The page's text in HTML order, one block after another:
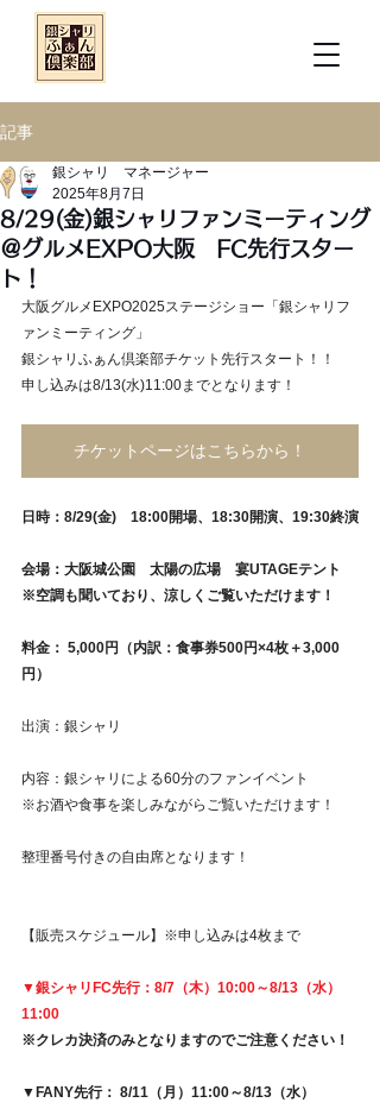
記事
8/29(金)銀シャリファンミーティング
＠グルメEXPO大阪 FC先行スター
ト！
銀シャリ マネージャー
2025年8月7日
大阪グルメEXPO2025ステージショー「銀シャリフ
ァンミーティング」
銀シャリふぁん倶楽部チケット先行スタート！！
申し込みは8/13(水)11:00までとなります！
チケットページはこちらから！
日時：8/29(金)　18:00開場、18:30開演、19:30終演
会場：大阪城公園　太陽の広場　宴UTAGEテント
※空調も聞いており、涼しくご覧いただけます！
料金： 5,000円（内訳：食事券500円×4枚＋3,000
円）
出演：銀シャリ
内容：銀シャリによる60分のファンイベント
※お酒や食事を楽しみながらご覧いただけます！
整理番号付きの自由席となります！
【販売スケジュール】※申し込みは4枚まで
▼銀シャリFC先行：8/7（木）10:00～8/13（水）
11:00
※クレカ決済のみとなりますのでご注意ください！
▼FANY先行： 8/11（月）11:00～8/13（水）